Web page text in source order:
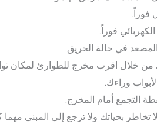
فوراً.
الكهربائي فوراً.
في حالة الحريق.
من خلال اقرب مخرج للطوارئ لمكان
وراءك.
التجمع أمام المخرج.
تخاطر بحياتك ولا ترجع إلى المبنى